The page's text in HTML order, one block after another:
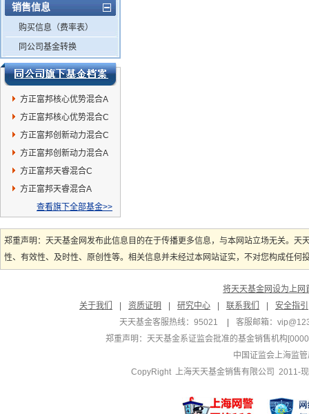
销售信息
购买信息（费率表）
同公司基金转换
方正富邦核心优势混合A
方正富邦核心优势混合C
方正富邦创新动力混合C
方正富邦创新动力混合A
方正富邦天睿混合C
方正富邦天睿混合A
查看旗下全部基金>>
郑重声明：天天基金网发布此信息目的在于传播更多信息，与本网站立场无关。
性、有效性、及时性、原创性等。相关信息并未经过本网站证实，不对您构成任
将天天基金网设为上网
关于我们
资质证明 研究中心 联系我们
安全指引
天天基金客服热线：95021
客服邮箱：
郑重声明：天天基金系证监会批准的基金销售机构
中国证监会上海监
CopyRight 上海天天基金销售有限公司 2011-